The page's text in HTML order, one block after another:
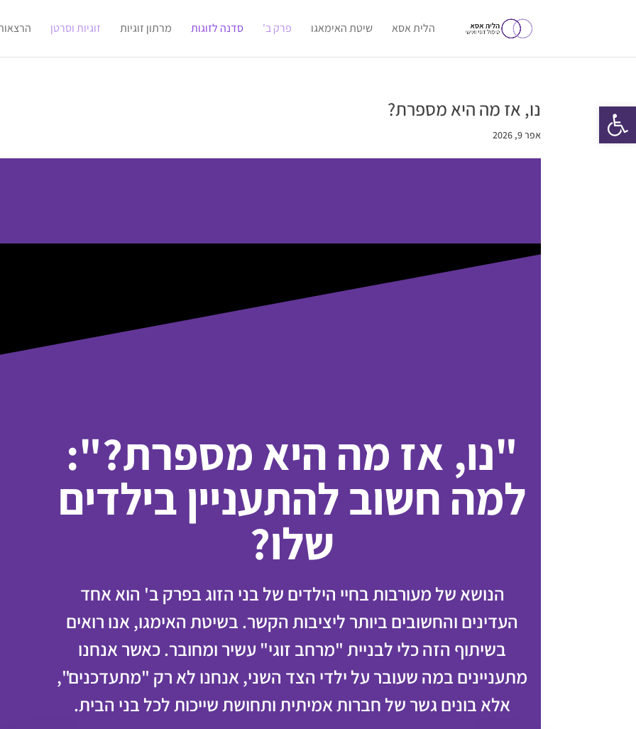
הלית אסא שיטת האימאגו פרק ב' סדנה לזוגות מרתון זוגיות זוגיות וסרטן
נו, אז מה היא מספרת?
אפר 9, 2026
"נו, אז מה היא מספרת?":
למה חשוב להתעניין בילדים
שלו?
הנושא של מעורבות בחיי הילדים של בני הזוג בפרק ב' הוא אחד
העדינים והחשובים ביותר ליציבות הקשר. בשיטת האימגו, אנו רואים
בשיתוף הזה כלי לבניית "מרחב זוגי" עשיר ומחובר. כאשר אנחנו
מתעניינים במה שעובר על ילדי הצד השני, אנחנו לא רק "מתעדכנים",
אלא בונים גשר של חברות אמיתית ותחושת שייכות לכל בני הבית.
פתח סרגל נגישות